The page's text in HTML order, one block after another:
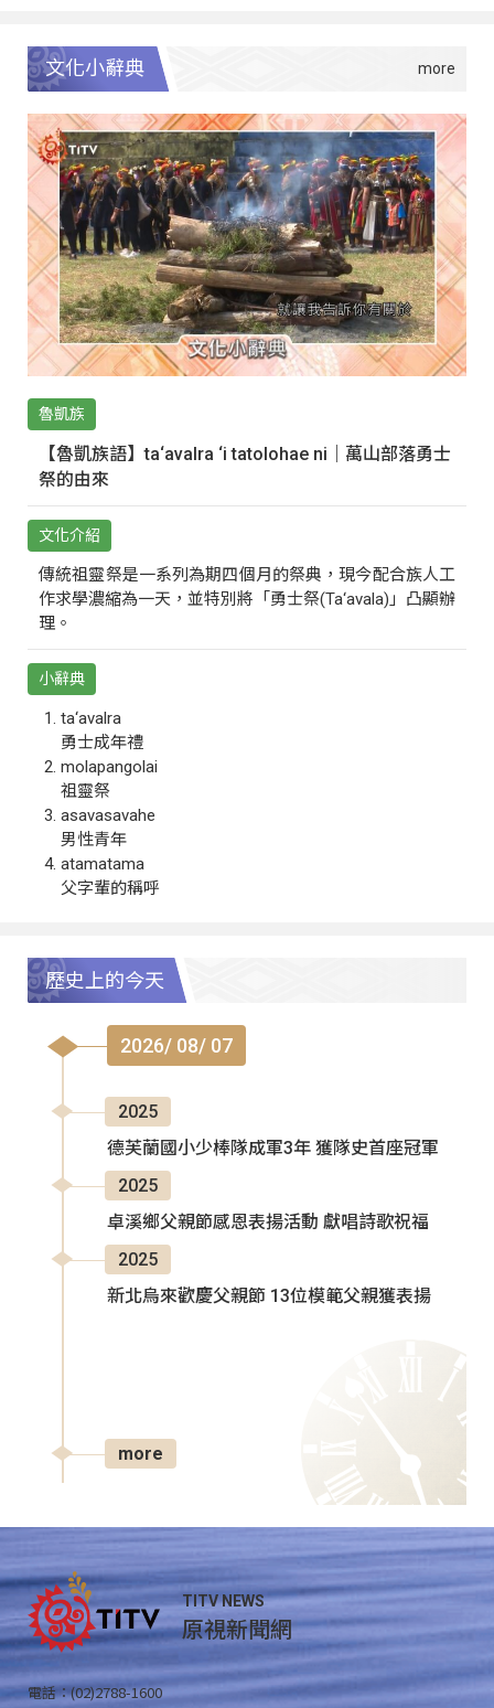
文化小辭典
魯凱族
【魯凱族語】ta‘avalra ‘i tatolohae ni｜萬山部落勇士
祭的由來
文化介紹
傳統祖靈祭是一系列為期四個月的祭典，現今配合族人工
作求學濃縮為一天，並特別將「勇士祭(Ta‘avala)」凸顯辦
理。
小辭典
ta‘avalra
勇士成年禮
molapangolai
祖靈祭
asavasavahe
男性青年
atamatama
父字輩的稱呼
歷史上的今天
2026/ 08/ 07
2025
德芙蘭國小少棒隊成軍3年 獲隊史首座冠軍
2025
卓溪鄉父親節感恩表揚活動 獻唱詩歌祝福
2025
新北烏來歡慶父親節 13位模範父親獲表揚
more
TITV NEWS
原視新聞網
電話：(02)2788-1600